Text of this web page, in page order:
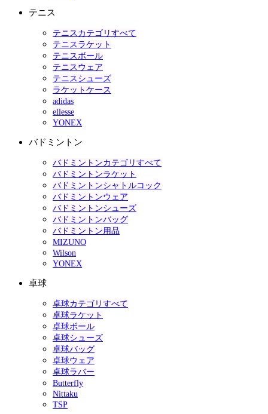
テニス
テニスカテゴリすべて
テニスラケット
テニスボール
テニスウェア
テニスシューズ
ラケットケース
adidas
ellesse
YONEX
バドミントン
バドミントンカテゴリすべて
バドミントンラケット
バドミントンシャトルコック
バドミントンウェア
バドミントンシューズ
バドミントンバッグ
バドミントン用品
MIZUNO
Wilson
YONEX
卓球
卓球カテゴリすべて
卓球ラケット
卓球ボール
卓球シューズ
卓球バッグ
卓球ウェア
卓球ラバー
Butterfly
Nittaku
TSP